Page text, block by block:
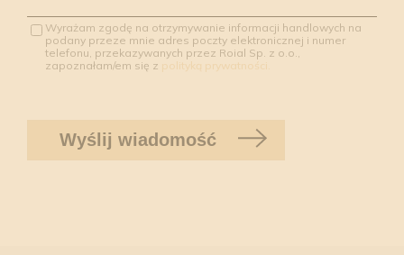
Wyrażam zgodę na otrzymywanie informacji handlowych na
podany przeze mnie adres poczty elektronicznej i numer
telefonu, przekazywanych przez Roial Sp. z o.o.,
zapoznałam/em się z polityką prywatności.